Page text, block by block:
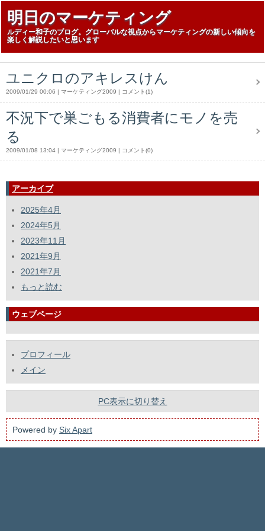
明日のマーケティング
ルディー和子のブログ。グローバルな視点からマーケティングの新しい傾向を
楽しく解説したいと思います
ユニクロのアキレスけん
2009/01/29 00:06 マーケティング2009 コメント(1)
不況下で巣ごもる消費者にモノを売
る
2009/01/08 13:04 マーケティング2009 コメント(0)
アーカイブ
2025年4月
2024年5月
2023年11月
2021年9月
2021年7月
もっと読む
ウェブページ
プロフィール
メイン
PC表示に切り替え
Powered by Six Apart